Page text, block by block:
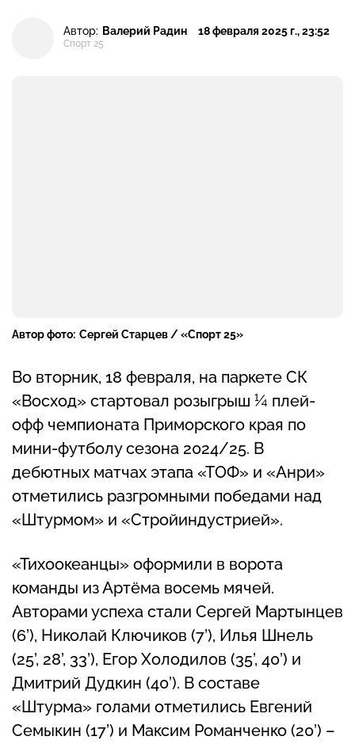
Автор: Валерий Радин
Спорт 25
18 февраля 2025 г., 23:52
Автор фото: Сергей Старцев / «Спорт 25»
Во вторник, 18 февраля, на паркете СК
«Восход» стартовал розыгрыш ¼ плей-
офф чемпионата Приморского края по
мини-футболу сезона 2024/25. В
дебютных матчах этапа «ТОФ» и «Анри»
отметились разгромными победами над
«Штурмом» и «Стройиндустрией».
«Тихоокеанцы» оформили в ворота
команды из Артёма восемь мячей.
Авторами успеха стали Сергей Мартынцев
(6’), Николай Ключиков (7’), Илья Шнель
(25’, 28’, 33’), Егор Холодилов (35’, 40’) и
Дмитрий Дудкин (40’). В составе
«Штурма» голами отметились Евгений
Семыкин (17’) и Максим Романченко (20’) –